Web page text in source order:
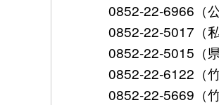
0852-22-6966（公
0852-22-5017（私
0852-22-5015（県
0852-22-6122（竹
0852-22-5669（竹